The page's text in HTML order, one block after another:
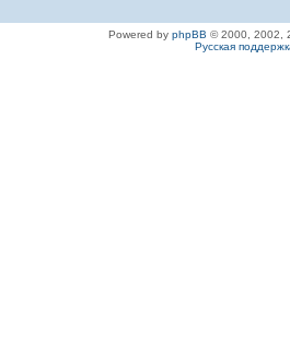
Powered by phpBB © 2000, 2002,
Русская